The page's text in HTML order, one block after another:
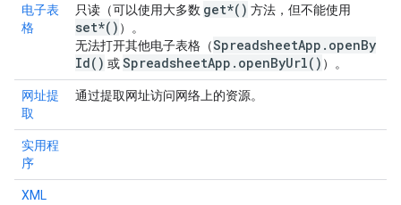
电子表
格
只读（可以使用大多数 get*() 方法，但不能使用
set*() ）。
无法打开其他电子表格（SpreadsheetApp . openBy
Id( ) 或SpreadsheetApp . openByUrl( ) ）。
网址提
取
通过提取网址访问网络上的资源。
实用程
序
XML